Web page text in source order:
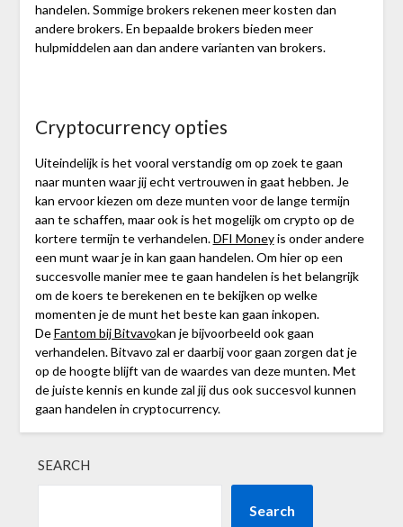
handelen. Sommige brokers rekenen meer kosten dan
andere brokers. En bepaalde brokers bieden meer
hulpmiddelen aan dan andere varianten van brokers.
Cryptocurrency opties
Uiteindelijk is het vooral verstandig om op zoek te gaan
naar munten waar jij echt vertrouwen in gaat hebben. Je
kan ervoor kiezen om deze munten voor de lange termijn
aan te schaffen, maar ook is het mogelijk om crypto op de
kortere termijn te verhandelen.DFI Moneyis onder andere
een munt waar je in kan gaan handelen. Om hier op een
succesvolle manier mee te gaan handelen is het belangrijk
om de koers te berekenen en te bekijken op welke
momenten je de munt het beste kan gaan inkopen.
DeFantom bij Bitvavokan je bijvoorbeeld ook gaan
verhandelen. Bitvavo zal er daarbij voor gaan zorgen dat je
op de hoogte blijft van de waardes van deze munten. Met
de juiste kennis en kunde zal jij dus ook succesvol kunnen
gaan handelen in cryptocurrency.
SEARCH
Search